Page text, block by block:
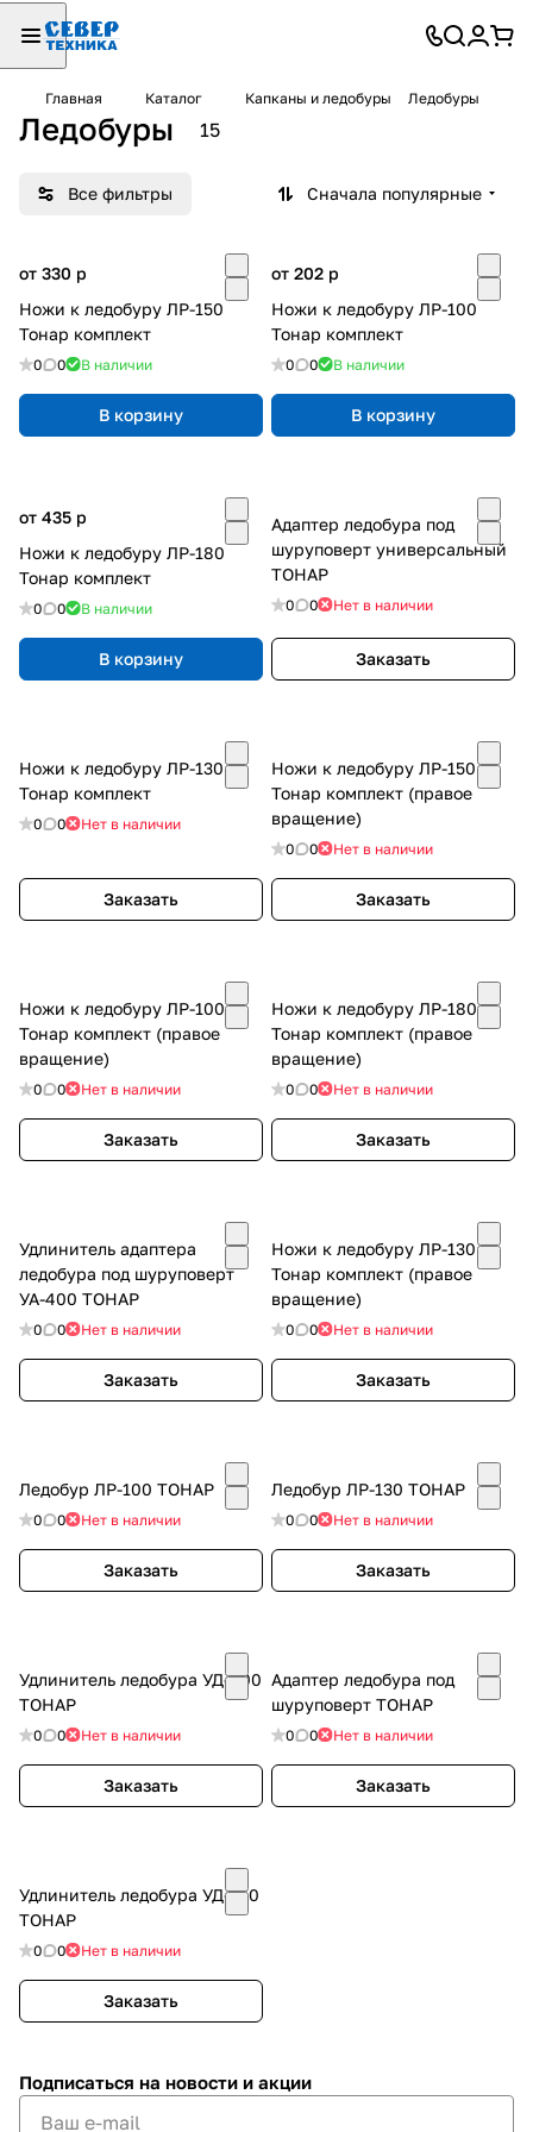
Главная Каталог Капканы и ледобуры Ледобуры
Ледобуры 15
Все фильтры Сначала популярные
от 330 p
Ножи к ледобуру ЛР-150
Тонар комплект
0 0 В наличии
В корзину
от 202 p
Ножи к ледобуру ЛР-100
Тонар комплект
0 0 В наличии
В корзину
от 435 p
Ножи к ледобуру ЛР-180
Тонар комплект
0 0 В наличии
В корзину
Адаптер ледобура под
шуруповерт универсальный
ТОНАР
0 0 Нет в наличии
Заказать
Ножи к ледобуру ЛР-130
Тонар комплект
0 0 Нет в наличии
Заказать
Ножи к ледобуру ЛР-150
Тонар комплект (правое
вращение)
0 0 Нет в наличии
Заказать
Ножи к ледобуру ЛР-100
Тонар комплект (правое
вращение)
0 0 Нет в наличии
Заказать
Ножи к ледобуру ЛР-180
Тонар комплект (правое
вращение)
0 0 Нет в наличии
Заказать
Удлинитель адаптера
ледобура под шуруповерт
УА-400 ТОНАР
0 0 Нет в наличии
Заказать
Ножи к ледобуру ЛР-130
Тонар комплект (правое
вращение)
0 0 Нет в наличии
Заказать
Ледобур ЛР-100 ТОНАР
0 0 Нет в наличии
Заказать
Ледобур ЛР-130 ТОНАР
0 0 Нет в наличии
Заказать
Удлинитель ледобура УД-400
ТОНАР
0 0 Нет в наличии
Заказать
Адаптер ледобура под
шуруповерт ТОНАР
0 0 Нет в наличии
Заказать
Удлинитель ледобура УД-250
ТОНАР
0 0 Нет в наличии
Заказать
Подписаться на новости и акции